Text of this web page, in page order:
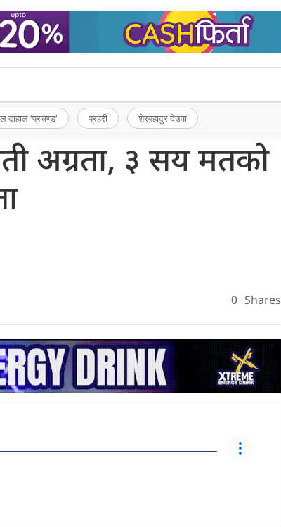
दाहाल ‘प्रचण्ड’ प्रहरी शेरबहादुर देउवा
अग्रता, ३ सय मतको
0 Shares